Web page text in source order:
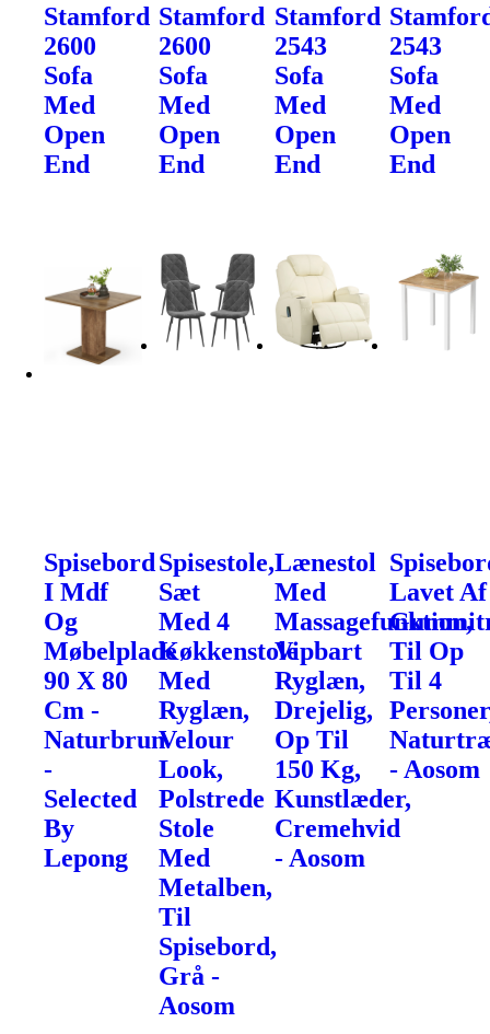
Stamford
2600
Sofa
Med
Open
End
Stamford
2600
Sofa
Med
Open
End
Stamford
2543
Sofa
Med
Open
End
2543
Sofa
Med
Open
End
Spisebord
I Mdf
Og
Møbelplade
90 X 80
Cm -
Naturbrun
-
Selected
By
Lepong
Spisestole,
Sæt
Med 4
Køkkenstole
Med
Ryglæn,
Velour
Look,
Polstrede
Stole
Med
Metalben,
Til
Spisebord,
Grå -
Aosom
Lænestol
Med
Massagefunktion,
Vipbart
Ryglæn,
Drejelig,
Op Til
150 Kg,
Kunstlæder,
Cremehvid
- Aosom
Lavet Af
Til Op
Til 4
- Aosom